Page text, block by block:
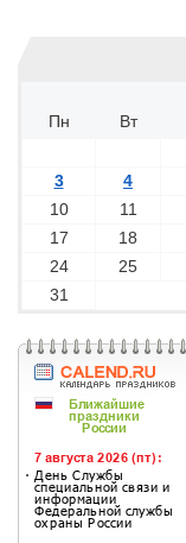
Пн
Вт
3
4
10
11
17
18
24
25
31